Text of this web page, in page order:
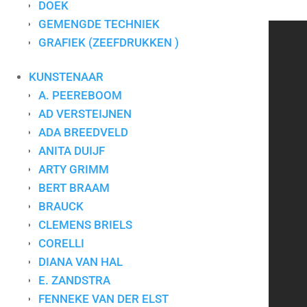
DOEK
GEMENGDE TECHNIEK
GRAFIEK (ZEEFDRUKKEN )
KUNSTENAAR
A. PEEREBOOM
AD VERSTEIJNEN
ADA BREEDVELD
ANITA DUIJF
ARTY GRIMM
BERT BRAAM
BRAUCK
CLEMENS BRIELS
CORELLI
DIANA VAN HAL
E. ZANDSTRA
FENNEKE VAN DER ELST
Materiaal Zeefdruk
CONTACT
Art for Company
+31-(0)13-5454656
Mobiel: +31-(0)6-24640033
E-mail:
info@artforcompany.nl
KvK: 18081401
Kunst voor bedrijven
Kunst op kantoor